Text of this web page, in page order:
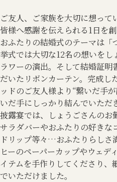
ご友人、ご家族を大切に想っ
皆様へ感謝を伝えられる1日を
おふたりの結婚式のテーマは「
挙式では大切な12名の想いを
ラワーの演出。そして結婚証
だいたリボンカーテン。完成し
ッドのご友人様より“繋いだ手
いだ手にしっかり結んでいただ
披露宴では、しょうごさんのお
サラダバーやおふたりの好きな
ドリップ等々…おふたりらしさ
ヒーのペーパーカップやウェデ
イテムを手作りしてくださり、
でいただけました。